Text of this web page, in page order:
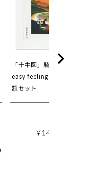
「十牛図」騎牛帰家
easy feeling
額セット
¥14,850